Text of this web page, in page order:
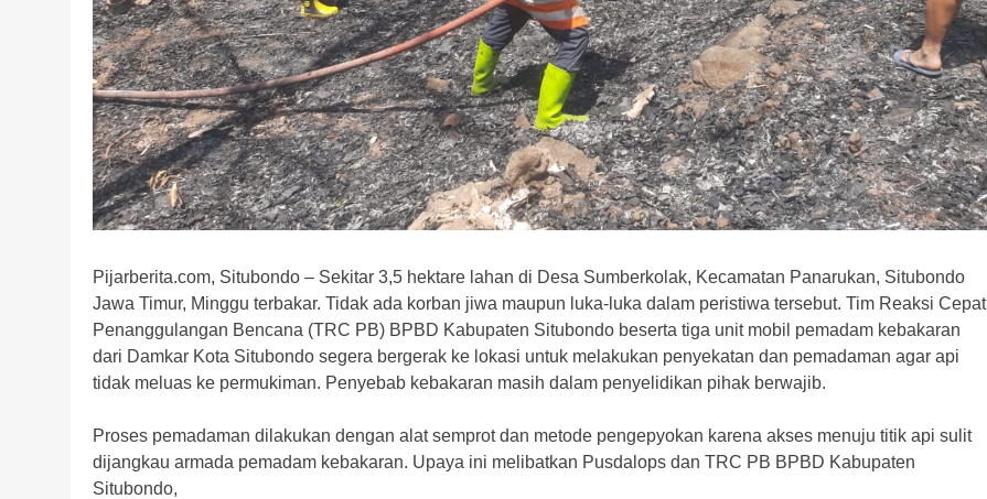
Pijarberita.com, Situbondo – Sekitar 3,5 hektare lahan di Desa Sumberkolak, Kecamatan Panarukan, Situbondo
Jawa Timur, Minggu terbakar. Tidak ada korban jiwa maupun luka-luka dalam peristiwa tersebut. Tim Reaksi Cepat
Penanggulangan Bencana (TRC PB) BPBD Kabupaten Situbondo beserta tiga unit mobil pemadam kebakaran
dari Damkar Kota Situbondo segera bergerak ke lokasi untuk melakukan penyekatan dan pemadaman agar api
tidak meluas ke permukiman. Penyebab kebakaran masih dalam penyelidikan pihak berwajib.
Proses pemadaman dilakukan dengan alat semprot dan metode pengepyokan karena akses menuju titik api sulit
dijangkau armada pemadam kebakaran. Upaya ini melibatkan Pusdalops dan TRC PB BPBD Kabupaten
Situbondo,